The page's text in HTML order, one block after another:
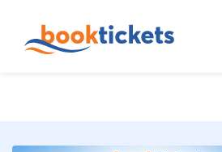
ferry et billets
de ferry et